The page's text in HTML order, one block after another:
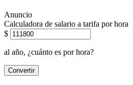
Calculadora de salario a tarifa por hora
$
al año, ¿cuánto es por hora?
Convertir